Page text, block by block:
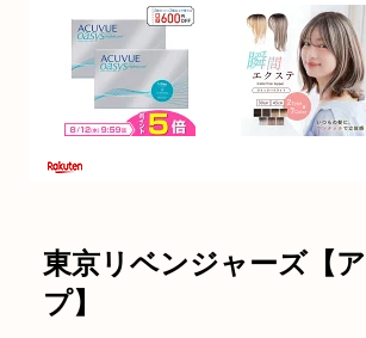
東京リベンジャーズ【
プ】